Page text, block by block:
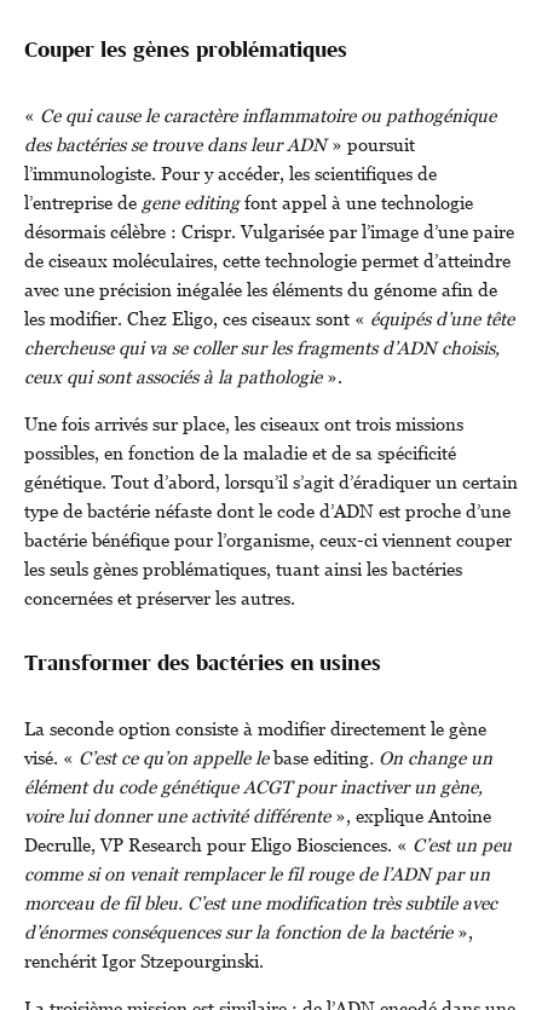
Couper les gènes problématiques
« Ce qui cause le caractère inflammatoire ou pathogénique
des bactéries se trouve dans leur ADN» poursuit
l’immunologiste. Pour y accéder, les scientifiques de
l’entreprise de gene editingfont appel à une technologie
désormais célèbre : Crispr. Vulgarisée par l’image d’une paire
de ciseaux moléculaires, cette technologie permet d’atteindre
avec une précision inégalée les éléments du génome afin de
les modifier. Chez Eligo, ces ciseaux sont « équipés d’une tête
chercheuse qui va se coller sur les fragments d’ADN choisis,
ceux qui sont associés à la pathologie».
Une fois arrivés sur place, les ciseaux ont trois missions
possibles, en fonction de la maladie et de sa spécificité
génétique. Tout d’abord, lorsqu’il s’agit d’éradiquer un certain
type de bactérie néfaste dont le code d’ADN est proche d’une
bactérie bénéfique pour l’organisme, ceux-ci viennent couper
les seuls gènes problématiques, tuant ainsi les bactéries
concernées et préserver les autres.
Transformer des bactéries en usines
La seconde option consiste à modifier directement le gène
visé. « C’est ce qu’on appelle lebase editing. On change un
élément du code génétique ACGT pour inactiver un gène,
voire lui donner une activité différente», explique Antoine
Decrulle, VP Research pour Eligo Biosciences. « C’est un peu
comme si on venait remplacer le fil rouge de l’ADN par un
morceau de fil bleu. C’est une modification très subtile avec
d’énormes conséquences sur la fonction de la bactérie»,
renchérit Igor Stzepourginski.